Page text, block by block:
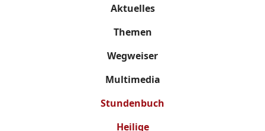
Aktuelles
Themen
Wegweiser
Multimedia
Stundenbuch
Heilige